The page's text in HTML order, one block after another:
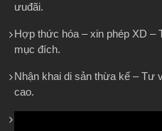
ưuđãi.
Hợp thức hóa – xin phép XD –
mục đích.
Nhận khai di sản thừa kế – Tư
cao.